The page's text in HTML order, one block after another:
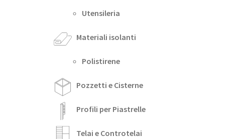
Utensileria
Materiali isolanti
Polistirene
Pozzetti e Cisterne
Profili per Piastrelle
Telai e Controtelai